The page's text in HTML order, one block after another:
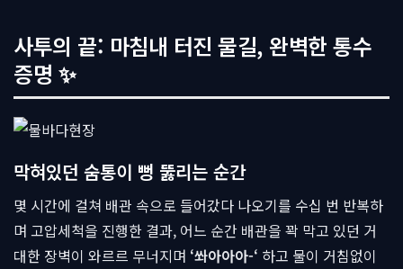
사투의 끝: 마침내 터진 물길, 완벽한 통수
증명 ✨
막혀있던 숨통이 뻥 뚫리는 순간
몇 시간에 걸쳐 배관 속으로 들어갔다 나오기를 수십 번 반복하
며 고압세척을 진행한 결과, 어느 순간 배관을 꽉 막고 있던 거
대한 장벽이 와르르 무너지며 ‘쏴아아아-‘ 하고 물이 거침없이